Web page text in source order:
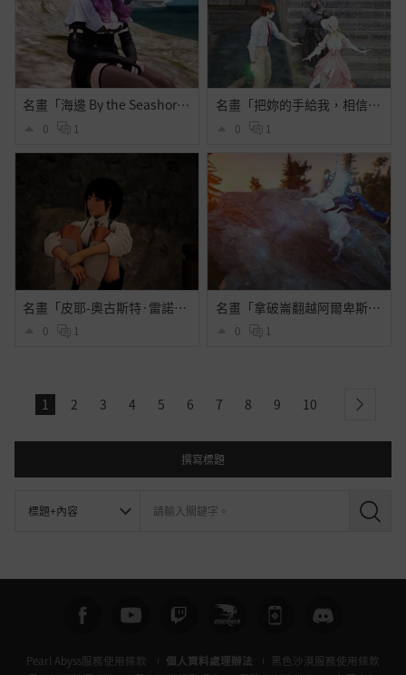
名畫「海邊 By the Seashore」
0 1
名畫「把妳的手給我，相信我」
0 1
名畫「皮耶-奧古斯特·雷諾瓦肖像」
0 1
名畫「拿破崙翻越阿爾卑斯山」
0 1
1 2 3 4 5 6 7 8 9 10 next
撰寫標題
搜
Pearl Abyss服務使用條款 個人資料處理辦法
黑色沙漠服務使用條款